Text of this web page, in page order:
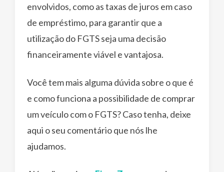
envolvidos, como as taxas de juros em caso
de empréstimo, para garantir que a
utilização do FGTS seja uma decisão
financeiramente viável e vantajosa.
Você tem mais alguma dúvida sobre o que é
e como funciona a possibilidade de comprar
um veículo com o FGTS? Caso tenha, deixe
aqui o seu comentário que nós lhe
ajudamos.